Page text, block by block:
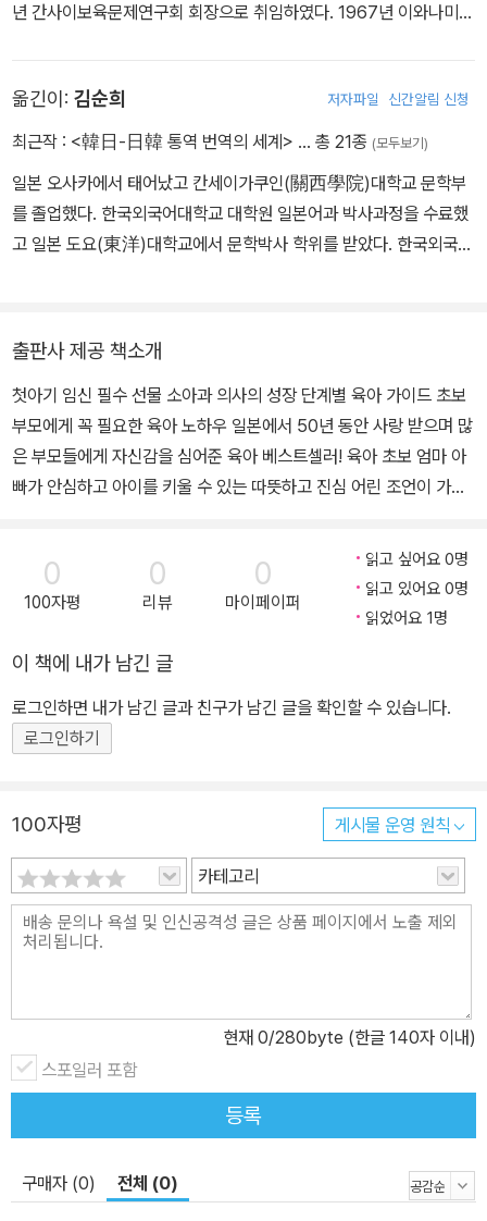
년 간사이보육문제연구회 회장으로 취임하였다. 1967년 이와나미서
여하였다. 1998년에 세상을 떠났다. 저서로는 『행복한 의사』, 『나는
갓난아기』, 『어머니를 위한 인생론』, 『아기의 과학』(매일출판문화
옮긴이: 김순희 저자파일 신간알림 신청
최근작 : <韓日-日韓 통역 번역의 세계> … 총 21종 (모두보기)
일본 오사카에서 태어났고 칸세이가쿠인(關西學院)대학교 문학부
를 졸업했다. 한국외국어대학교 대학원 일본어과 박사과정을 수료했
고 일본 도요(東洋)대학교에서 문학박사 학위를 받았다. 한국외국어
승우 작가의 《미궁에 대한 추측》 일본어 번역으로 2016년 제14회
한국문학번역상을 수상했다. 한국어로 옮긴 책으로 《다도와 일본의
미》, 《야나기 무네요시 평전》, 《아사카와 다쿠미 평전》 등이 있고, 일
본어로 번역한 책으로는 법정 스님의 《무소유》, 이승우 작가의 《생의
이면》, 《식물들의 사생활》, 《한낮의 시선》 등이 있다. 일본문학과 대
출판사 제공 책소개
첫아기 임신 필수 선물 소아과 의사의 성장 단계별 육아 가이드 초보
부모에게 꼭 필요한 육아 노하우 일본에서 50년 동안 사랑 받으며 많
은 부모들에게 자신감을 심어준 육아 베스트셀러! 육아 초보 엄마 아
빠가 안심하고 아이를 키울 수 있는 따뜻하고 진심 어린 조언이 가득
게 짚어준다. 아이의 월령에 맞는 부분만 찾아 읽어도 성장 단계에 따
른 다양한 상황에 충분히 대응할 수 있도록 구성하였다. 걱정하지 않
아도 될 것들과 세심한 주의를 기울여야 할 것들의 구별을 명확히 하
다. 소아과 의사인 저자의 오랜 진찰 경험이 담겨 있는 육아 바이블!
0
100자평
0
리뷰
0
마이페이퍼
읽고 싶어요 0명
읽고 있어요 0명
읽었어요 1명
이 책에 내가 남긴 글
로그인하면 내가 남긴 글과 친구가 남긴 글을 확인할 수 있습니다.
로그인하기
100자평 게시물 운영 원칙
카테고리
현재 0/280byte (한글 140자 이내)
스포일러 포함
등록
구매자 (0) 전체 (0)